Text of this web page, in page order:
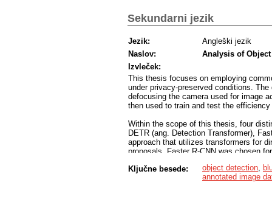
Sekundarni jezik
Jezik:
Angleški jezik
Naslov:
Analysis of
Izvleček:
This thesis focuses on employing
under privacy-preserved conditions.
defocusing the camera used for image
then used to train and test the
Within the scope of this thesis, four
DETR (ang. Detection Transformer),
approach that utilizes transformers for
proposals. Faster R-CNN was chosen
segmentation, particularly in high-
Ključne besede: object detection
annotated image